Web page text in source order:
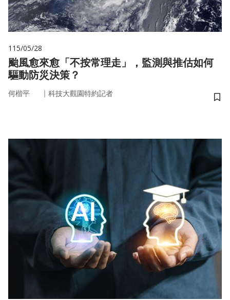
115/05/28
颱風愈來愈「不按常理走」，監測與推估如何
驅動防災決策？
何楷平 ｜ 科技大觀園特約記者
儲